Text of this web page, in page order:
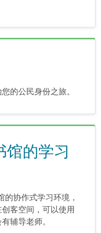
的公民身份之旅。
馆的学习
协作式学习环境，
客空间，可以使用
辅导老师。